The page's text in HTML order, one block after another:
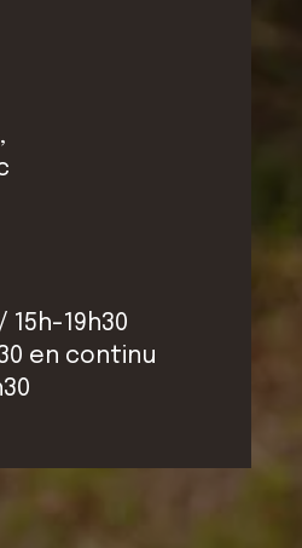
15h-19h30
en continu